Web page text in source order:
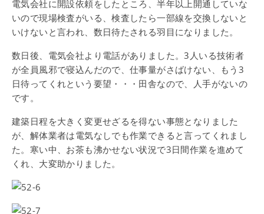
電気会社に開設依頼をしたところ、半年以上開通していな
いので現場検査がいる、検査したら一部線を交換しないと
いけないと言われ、数日待たされる羽目になりました。
数日後、電気会社より電話がありました。3人いる技術者
が全員風邪で寝込んだので、仕事量がさばけない、もう3
日待ってくれという要望・・・田舎なので、人手がないの
です。
建築日程を大きく変更せざるを得ない事態となりました
が、解体業者は電気なしでも作業できると言ってくれまし
た。寒い中、お茶も沸かせない状況で3日間作業を進めて
くれ、大変助かりました。